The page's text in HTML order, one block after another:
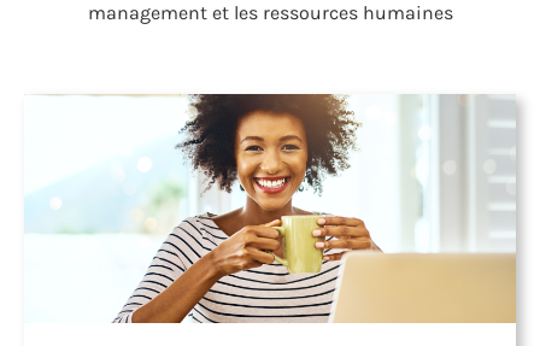
management et les ressources humaines